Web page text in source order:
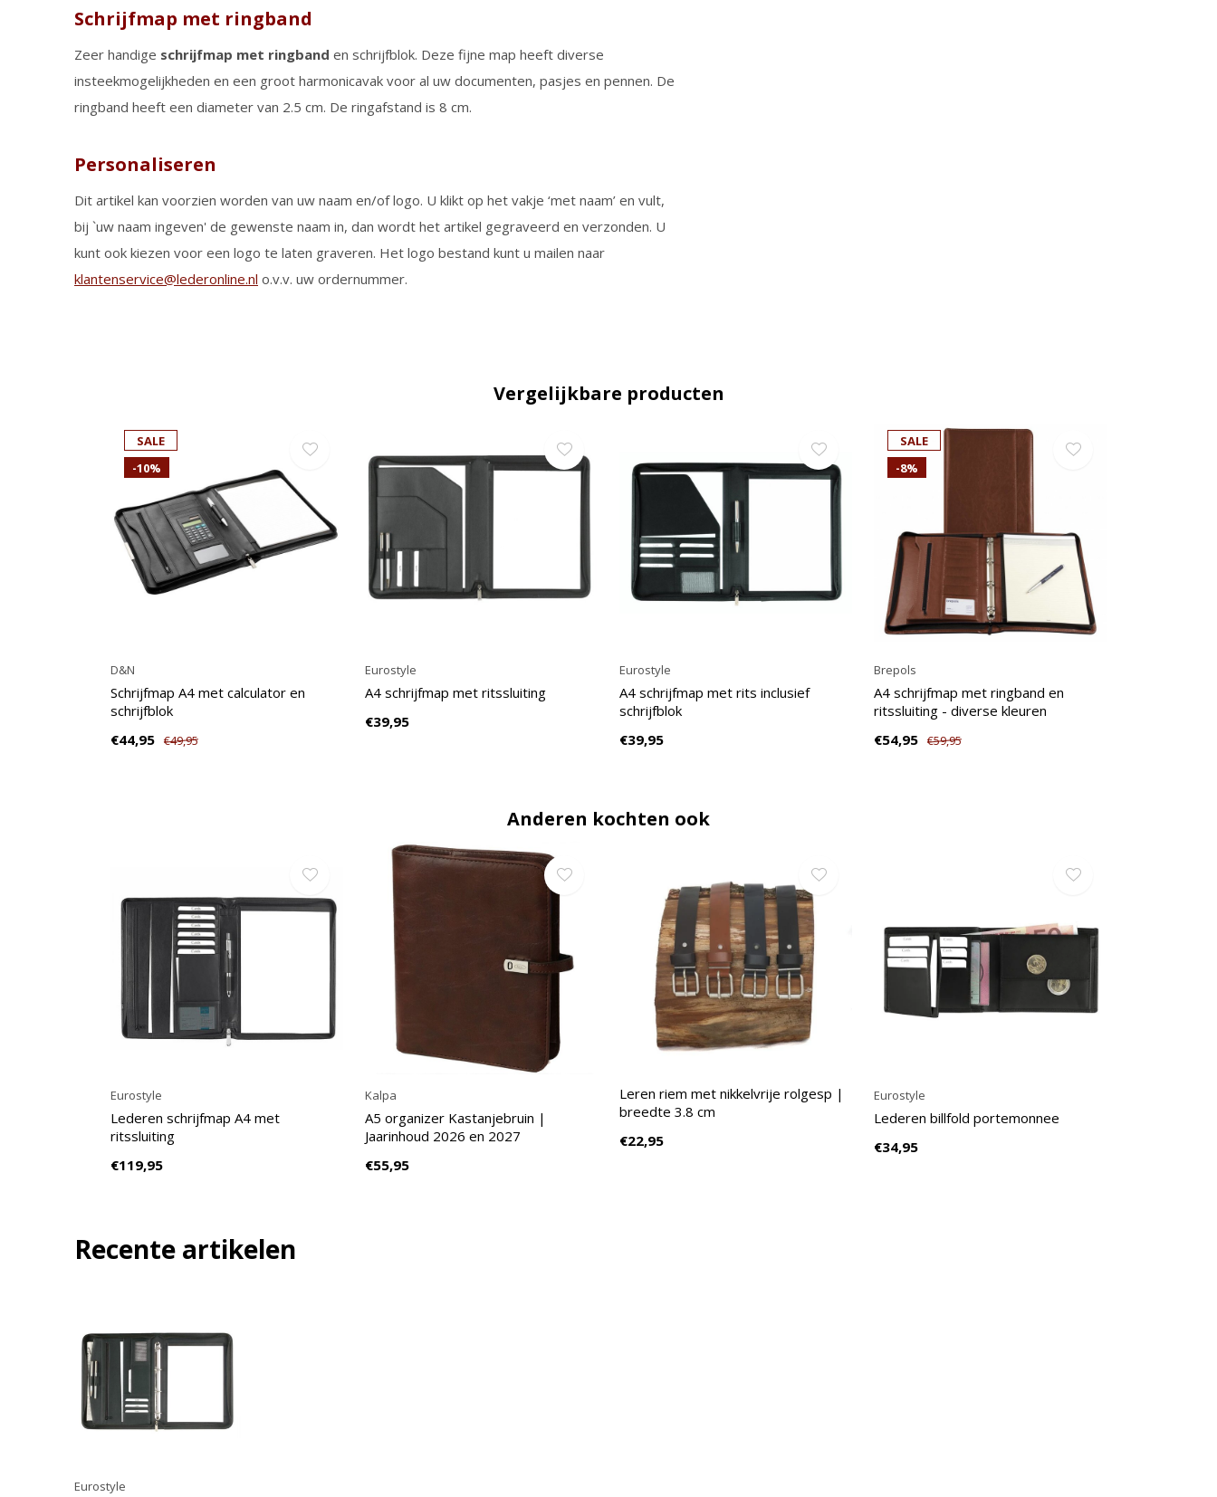
Schrijfmap met ringband
Zeer handige schrijfmap met ringband en schrijfblok. Deze fijne map heeft diverse
insteekmogelijkheden en een groot harmonicavak voor al uw documenten, pasjes en pennen. De
ringband heeft een diameter van 2.5 cm. De ringafstand is 8 cm.
Personaliseren
Dit artikel kan voorzien worden van uw naam en/of logo. U klikt op het vakje ‘met naam’ en vult,
bij `uw naam ingeven' de gewenste naam in, dan wordt het artikel gegraveerd en verzonden. U
kunt ook kiezen voor een logo te laten graveren. Het logo bestand kunt u mailen naar
klantenservice@lederonline.nl o.v.v. uw ordernummer.
Vergelijkbare producten
SALE
-10%
D&N
Schrijfmap A4 met calculator en
schrijfblok
€44,95 €49,95
Eurostyle
A4 schrijfmap met ritssluiting
€39,95
Eurostyle
A4 schrijfmap met rits inclusief
schrijfblok
€39,95
SALE
-8%
Brepols
A4 schrijfmap met ringband en
ritssluiting - diverse kleuren
€54,95 €59,95
Anderen kochten ook
Eurostyle
Lederen schrijfmap A4 met
ritssluiting
€119,95
Kalpa
A5 organizer Kastanjebruin |
Jaarinhoud 2026 en 2027
€55,95
Leren riem met nikkelvrije rolgesp |
breedte 3.8 cm
€22,95
Eurostyle
Lederen billfold portemonnee
€34,95
Recente artikelen
Eurostyle